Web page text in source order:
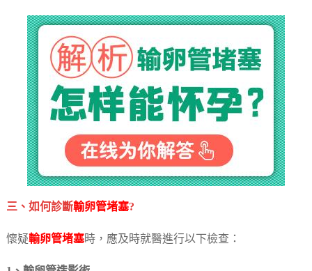
三、如何診斷輸卵管堵塞?
懷疑輸卵管堵塞時，應及時就醫進行以下檢查：